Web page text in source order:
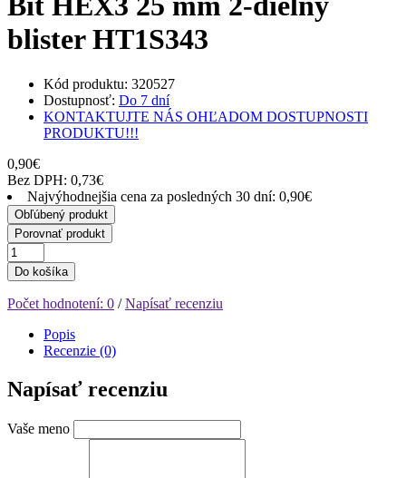
blister HT1S343
Kód produktu: 320527
Dostupnosť: Do 7 dní
KONTAKTUJTE NÁS OHĽADOM DOSTUPNOSTI
PRODUKTU!!!
0,90€
Bez DPH: 0,73€
Najvýhodnejšia cena za posledných 30 dní: 0,90€
Obľúbený produkt
Porovnať produkt
Do košíka
Počet hodnotení: 0 /Napísať recenziu
Popis
Recenzie (0)
Napísať recenziu
Vaše meno